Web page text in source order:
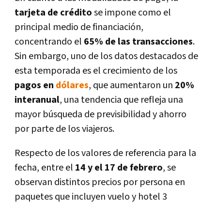
tarjeta de créditose impone como el
principal medio de financiación,
concentrando el 65% de las transacciones.
Sin embargo, uno de los datos destacados de
esta temporada es el crecimiento de los
pagos en dólares, que aumentaron un 20%
interanual, una tendencia que refleja una
mayor búsqueda de previsibilidad y ahorro
por parte de los viajeros.
Respecto de los valores de referencia para la
fecha, entre el 14 y el 17 de febrero, se
observan distintos precios por persona en
paquetes que incluyen vuelo y hotel 3